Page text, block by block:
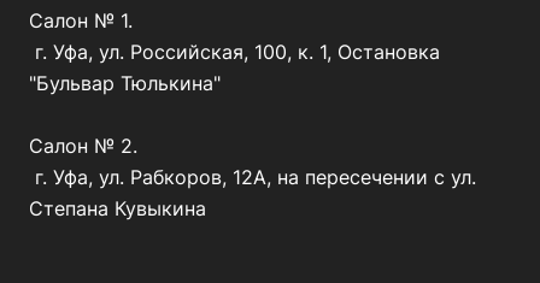
Салон № 1.
г. Уфа, ул. Российская, 100, к. 1, Остановка
"Бульвар Тюлькина"
Салон № 2.
г. Уфа, ул. Рабкоров, 12А, на пересечении с ул.
Степана Кувыкина